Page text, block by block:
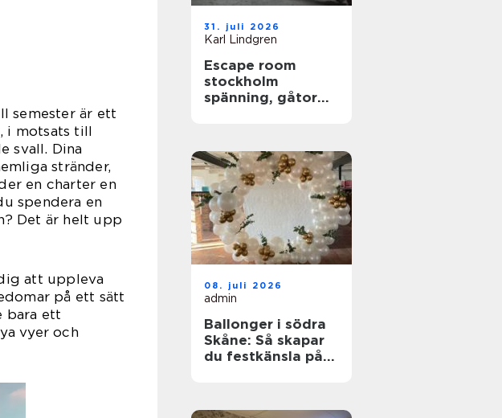
semester är ett
i motsats till
svall. Dina
stränder,
en charter en
spendera en
Det är helt upp
att uppleva
på ett sätt
bara ett
vyer och
31. juli 2026
Karl Lindgren
Escape room
stockholm
spänning, gåtor
08. juli 2026
admin
Ballonger i södra
Skåne: Så skapar
du festkänsla på